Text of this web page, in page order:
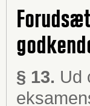
§ 13. Ud